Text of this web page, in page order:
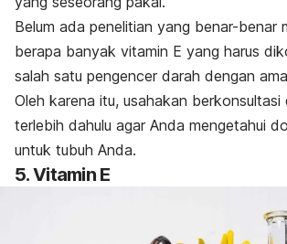
Belum ada penelitian yang benar-benar
berapa banyak vitamin E yang harus
salah satu pengencer darah dengan
Oleh karena itu, usahakan
terlebih dahulu agar Anda mengetahui
untuk tubuh Anda.
5. Vitamin E